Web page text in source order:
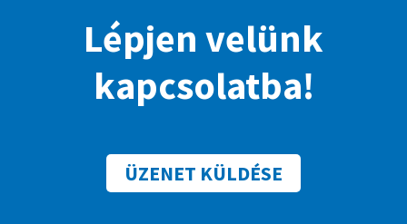
Lépjen velünk
kapcsolatba!
ÜZENET KÜLDÉSE